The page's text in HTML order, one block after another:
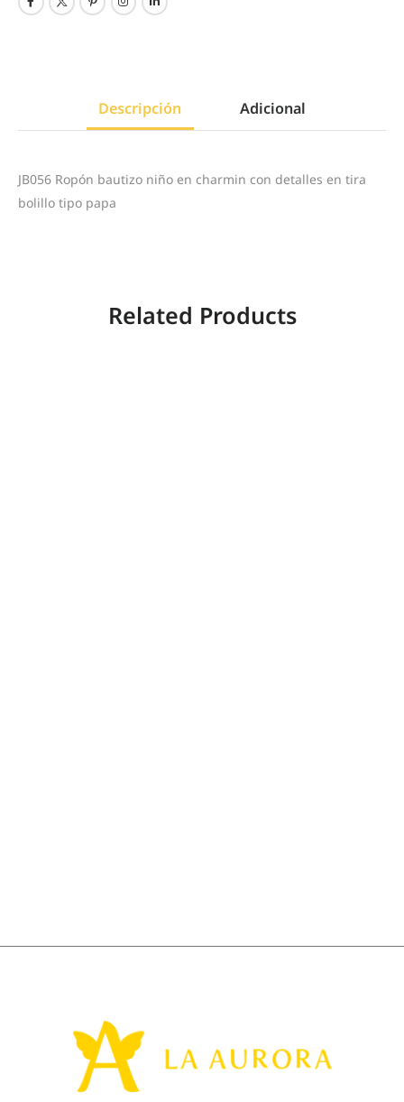
Descripción Adicional
JB056 Ropón bautizo niño en charmin con detalles en tira
bolillo tipo papa
Related Products